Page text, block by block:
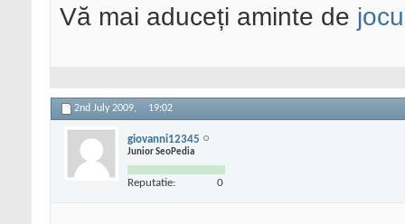
Vă mai aduceți aminte de
2nd July 2009, 19:02
giovanni12345
Junior SeoPedia
Reputatie: 0